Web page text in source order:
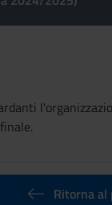
Ritorna